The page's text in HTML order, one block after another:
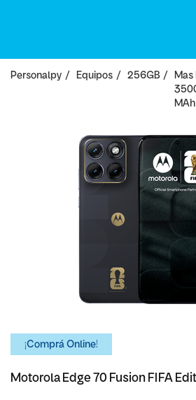
Personalpy Equipos 256GB
Mas
MAh
¡Comprá Online!
Motorola Edge 70 Fusion FIFA